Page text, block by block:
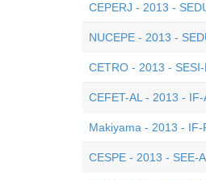
CEPERJ - 2013 -
NUCEPE - 2013 -
CETRO - 2013 -
CEFET-AL - 2013 -
Makiyama - 2013 -
CESPE - 2013 - SEE-